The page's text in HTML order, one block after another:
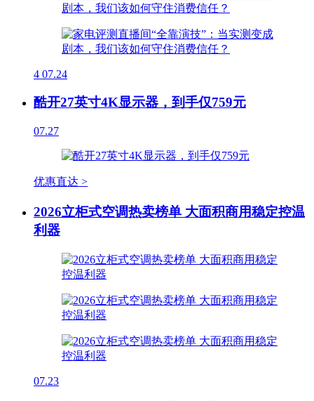
4 07.24
酷开27英寸4K显示器，到手仅759元
07.27
优惠直达 >
2026立柜式空调热卖榜单 大面积商用稳定控温
利器
07.23